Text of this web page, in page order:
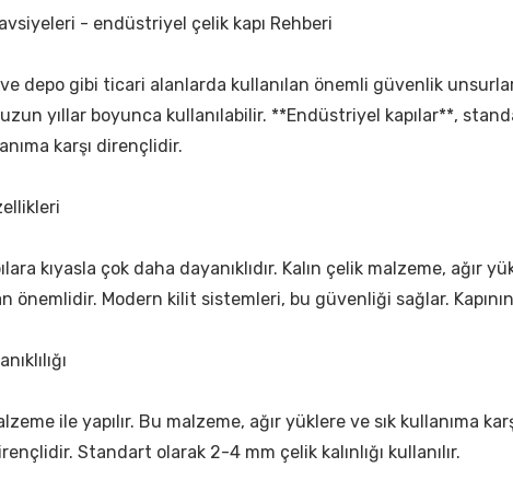
- endüstriyel çelik kapı Rehberi
depo gibi ticari alanlarda kullanılan önemli güvenlik
yıllar boyunca kullanılabilir. **Endüstriyel kapılar**,
karşı dirençlidir.
kıyasla çok daha dayanıklıdır. Kalın çelik malzeme, ağır
önemlidir. Modern kilit sistemleri, bu güvenliği sağlar. Kapının
ile yapılır. Bu malzeme, ağır yüklere ve sık kullanıma
Standart olarak 2-4 mm çelik kalınlığı kullanılır.